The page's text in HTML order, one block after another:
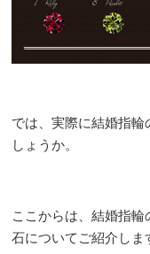
では、実際に結婚指
しょうか。
ここからは、結婚指
石についてご紹介しま